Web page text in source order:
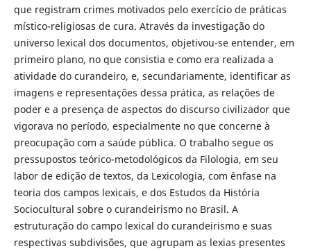
que registram crimes motivados pelo exercício de práticas
místico-religiosas de cura. Através da investigação do
universo lexical dos documentos, objetivou-se entender, em
primeiro plano, no que consistia e como era realizada a
atividade do curandeiro, e, secundariamente, identificar as
imagens e representações dessa prática, as relações de
poder e a presença de aspectos do discurso civilizador que
vigorava no período, especialmente no que concerne à
preocupação com a saúde pública. O trabalho segue os
pressupostos teórico-metodológicos da Filologia, em seu
labor de edição de textos, da Lexicologia, com ênfase na
teoria dos campos lexicais, e dos Estudos da História
Sociocultural sobre o curandeirismo no Brasil. A
estruturação do campo lexical do curandeirismo e suas
respectivas subdivisões, que agrupam as lexias presentes